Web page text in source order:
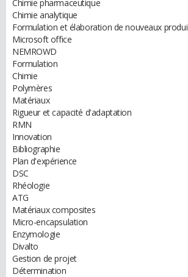
Chimie pharmaceutique
Chimie analytique
Formulation et élaboration de nouveaux produi
Microsoft office
NEMROWD
Formulation
Chimie
Polymères
Matériaux
Rigueur et capacité d'adaptation
RMN
Innovation
Bibliographie
Plan d'expérience
DSC
Rhéologie
ATG
Matériaux composites
Micro-encapsulation
Enzymologie
Divalto
Gestion de projet
Détermination